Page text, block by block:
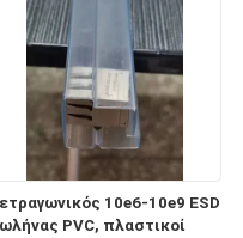
10e6-10e9 ESD
PVC, πλαστικοί